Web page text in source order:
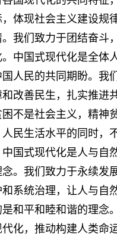
体现社会主义建设规
我们致力于团结奋斗
中国式现代化是全
人民的共同期盼。我
改善民生，扎实推进
不是社会主义，精神
民生活水平的同时，
国式现代化是人与自
。我们致力于永续发
系统治理，让人与自
和平和睦和谐的理念
化，推动构建人类命